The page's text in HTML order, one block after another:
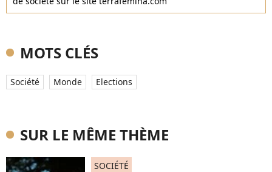
MOTS CLÉS
Société Monde Elections
SUR LE MÊME THÈME
SOCIÉTÉ